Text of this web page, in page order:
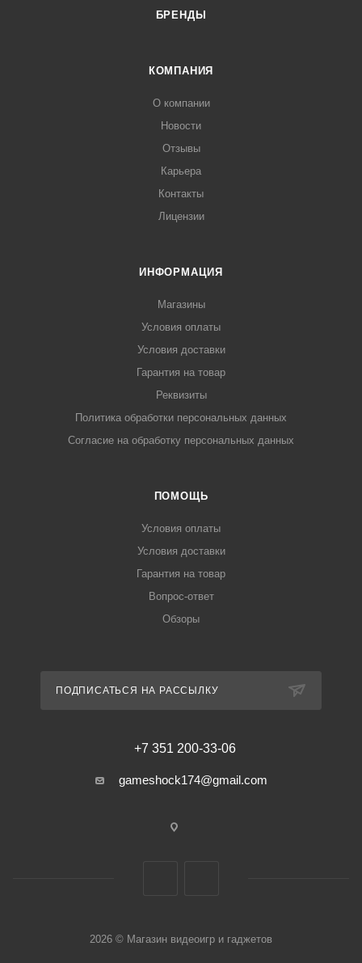
БРЕНДЫ
КОМПАНИЯ
О компании
Новости
Отзывы
Карьера
Контакты
Лицензии
ИНФОРМАЦИЯ
Магазины
Условия оплаты
Условия доставки
Гарантия на товар
Реквизиты
Политика обработки персональных данных
Согласие на обработку персональных данных
ПОМОЩЬ
Условия оплаты
Условия доставки
Гарантия на товар
Вопрос-ответ
Обзоры
ПОДПИСАТЬСЯ НА РАССЫЛКУ
+7 351 200-33-06
gameshock174@gmail.com
2026 © Магазин видеоигр и гаджетов